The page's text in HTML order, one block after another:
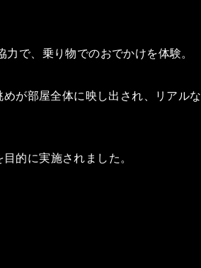
で、乗り物でのおでかけを体験。
が部屋全体に映し出され、リアルな
的に実施されました。